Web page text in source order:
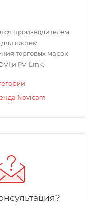
производителем
систем
торговых марок
и PV-Link.
Novicam